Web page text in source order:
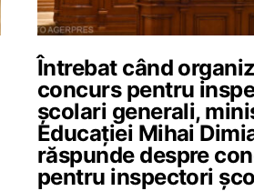
Întrebat când
concurs pentru
școlari generali,
Educației Mihai
răspunde despre
pentru inspectori